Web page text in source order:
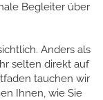
Begleiter über
Anders als
selten direkt auf
tauchen wir
Ihnen, wie Sie